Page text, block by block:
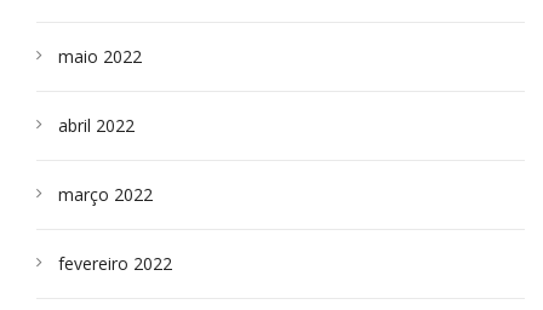
maio 2022
abril 2022
março 2022
fevereiro 2022